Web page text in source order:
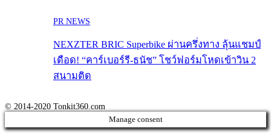
PR NEWS
NEXZTER BRIC Superbike ผ่านครึ่งทาง ลุ้นแชมป์
เดือด! “คาร์เบอร์รี-ธนัช” โชว์ฟอร์มโหดเข้าวิน 2
สนามติด
© 2014-2020 Tonkit360.com
Manage consent